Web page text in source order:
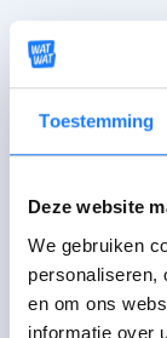
Toestemming
Deze website
We gebruiken
personaliseren,
en om ons
informatie over
Hoe
wel of